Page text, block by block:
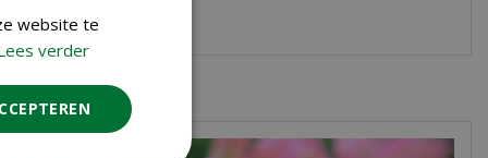
website te
verder